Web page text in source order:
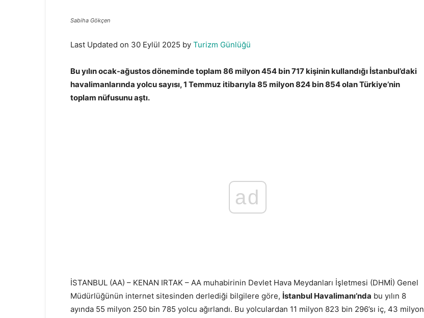
Sabiha Gökçen
Last Updated on 30 Eylül 2025 by Turizm Günlüğü
Bu yılın ocak-ağustos döneminde toplam 86 milyon 454 bin 717 kişinin kullandığı İstanbul’daki
havalimanlarında yolcu sayısı, 1 Temmuz itibarıyla 85 milyon 824 bin 854 olan Türkiye’nin
toplam nüfusunu aştı.
ad
İSTANBUL (AA) – KENAN IRTAK – AA muhabirinin Devlet Hava Meydanları İşletmesi (DHMİ) Genel
Müdürlüğünün internet sitesinden derlediği bilgilere göre, İstanbul Havalimanı’nda bu yılın 8
ayında 55 milyon 250 bin 785 yolcu ağırlandı. Bu yolculardan 11 milyon 823 bin 296’sı iç, 43 milyon